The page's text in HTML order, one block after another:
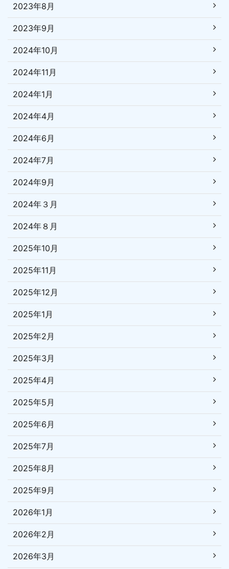
2023年8月
2023年9月
2024年10月
2024年11月
2024年1月
2024年4月
2024年6月
2024年7月
2024年9月
2024年３月
2024年８月
2025年10月
2025年11月
2025年12月
2025年1月
2025年2月
2025年3月
2025年4月
2025年5月
2025年6月
2025年7月
2025年8月
2025年9月
2026年1月
2026年2月
2026年3月